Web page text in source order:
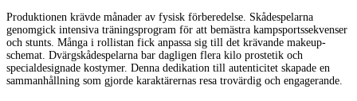
Produktionen krävde månader av fysisk förberedelse. Skådespelarna
genomgick intensiva träningsprogram för att bemästra kampsportssekvenser
och stunts. Många i rollistan fick anpassa sig till det krävande makeup-
schemat. Dvärgskådespelarna bar dagligen flera kilo prostetik och
specialdesignade kostymer. Denna dedikation till autenticitet skapade en
sammanhållning som gjorde karaktärernas resa trovärdig och engagerande.